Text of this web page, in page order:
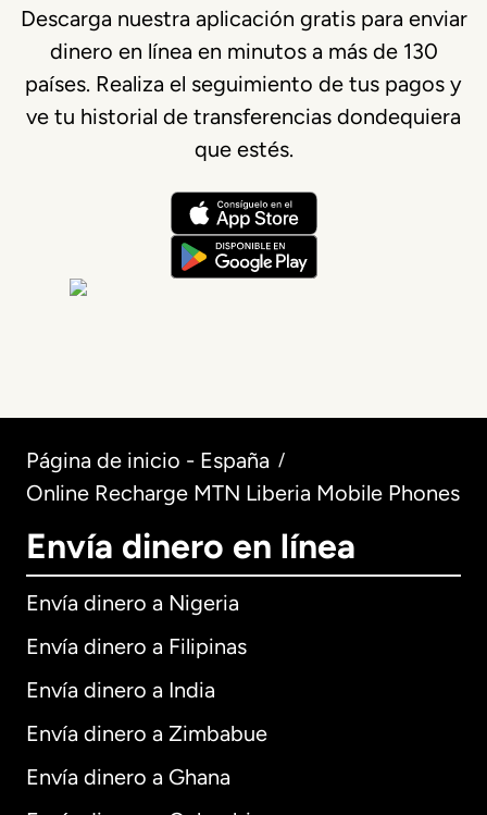
Descarga nuestra aplicación gratis para enviar
dinero en línea en minutos a más de 130
países. Realiza el seguimiento de tus pagos y
ve tu historial de transferencias dondequiera
que estés.
Página de inicio - España /
Online Recharge MTN Liberia Mobile Phones
Envía dinero en línea
Envía dinero a Nigeria
Envía dinero a Filipinas
Envía dinero a India
Envía dinero a Zimbabue
Envía dinero a Ghana